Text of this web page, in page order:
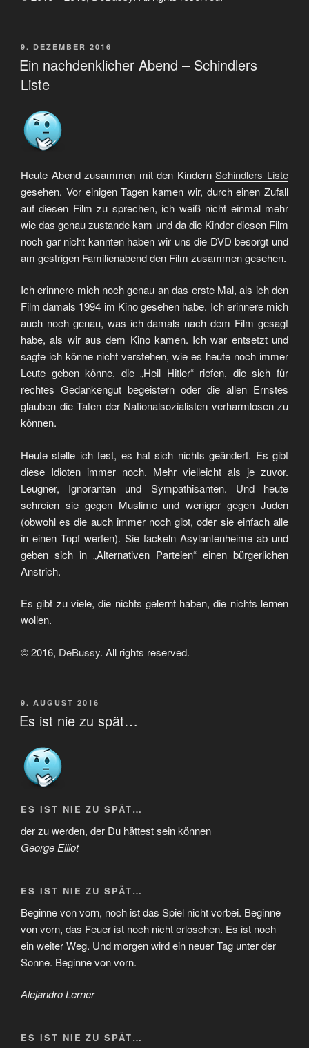
VERÖFFENTLICHT
AM
9. DEZEMBER 2016
Ein nachdenklicher Abend – Schindlers
Liste
Heute Abend zusammen mit den KindernSchindlers Liste
gesehen. Vor einigen Tagen kamen wir, durch einen Zufall
auf diesen Film zu sprechen, ich weiß nicht einmal mehr
wie das genau zustande kam und da die Kinder diesen Film
noch gar nicht kannten haben wir uns die DVD besorgt und
am gestrigen Familienabend den Film zusammen gesehen.
Ich erinnere mich noch genau an das erste Mal, als ich den
Film damals 1994 im Kino gesehen habe. Ich erinnere mich
auch noch genau, was ich damals nach dem Film gesagt
habe, als wir aus dem Kino kamen. Ich war entsetzt und
sagte ich könne nicht verstehen, wie es heute noch immer
Leute geben könne, die „Heil Hitler“ riefen, die sich für
rechtes Gedankengut begeistern oder die allen Ernstes
glauben die Taten der Nationalsozialisten verharmlosen zu
können.
Heute stelle ich fest, es hat sich nichts geändert. Es gibt
diese Idioten immer noch. Mehr vielleicht als je zuvor.
Leugner, Ignoranten und Sympathisanten. Und heute
schreien sie gegen Muslime und weniger gegen Juden
(obwohl es die auch immer noch gibt, oder sie einfach alle
in einen Topf werfen). Sie fackeln Asylantenheime ab und
geben sich in „Alternativen Parteien“ einen bürgerlichen
Anstrich.
Es gibt zu viele, die nichts gelernt haben, die nichts lernen
wollen.
© 2016, DeBussy. All rights reserved.
VERÖFFENTLICHT
AM
9. AUGUST 2016
Es ist nie zu spät…
ES IST NIE ZU SPÄT…
der zu werden, der Du hättest sein können
George Elliot
ES IST NIE ZU SPÄT…
Beginne von vorn, noch ist das Spiel nicht vorbei. Beginne
von vorn, das Feuer ist noch nicht erloschen. Es ist noch
ein weiter Weg. Und morgen wird ein neuer Tag unter der
Sonne. Beginne von vorn.
Alejandro Lerner
ES IST NIE ZU SPÄT…